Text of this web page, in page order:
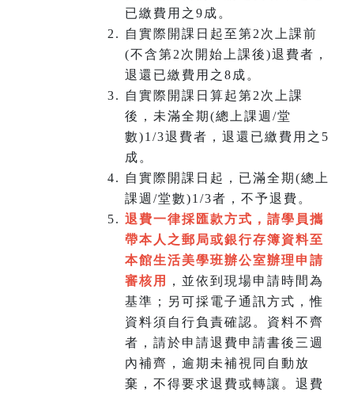
已繳費用之9成。
自實際開課日起至第2次上課前
(不含第2次開始上課後)退費者，
退還已繳費用之8成。
自實際開課日算起第2次上課
後，未滿全期(總上課週/堂
數)1/3退費者，退還已繳費用之5
成。
自實際開課日起，已滿全期(總上
課週/堂數)1/3者，不予退費。
退費一律採匯款方式，請學員攜
帶本人之郵局或銀行存簿資料至
本館生活美學班辦公室辦理申請
審核用
，並依到現場申請時間為
基準；另可採電子通訊方式，惟
資料須自行負責確認。資料不齊
者，請於申請退費申請書後三週
內補齊，逾期未補視同自動放
棄，不得要求退費或轉讓。退費